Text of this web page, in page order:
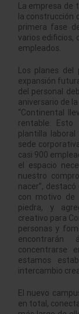
La empresa de
la construcción
primera fase
varios edificios,
empleados.
Los planes
expansión
del personal
aniversario de
“Continental
rentable.
plantilla
sede
casi 900
el espacio
nuestro
nacer”,
con motivo de
piedra, y
creativo para
personas y
encontrarán
concentrarse
estamos
intercambio
El nuevo
en total,